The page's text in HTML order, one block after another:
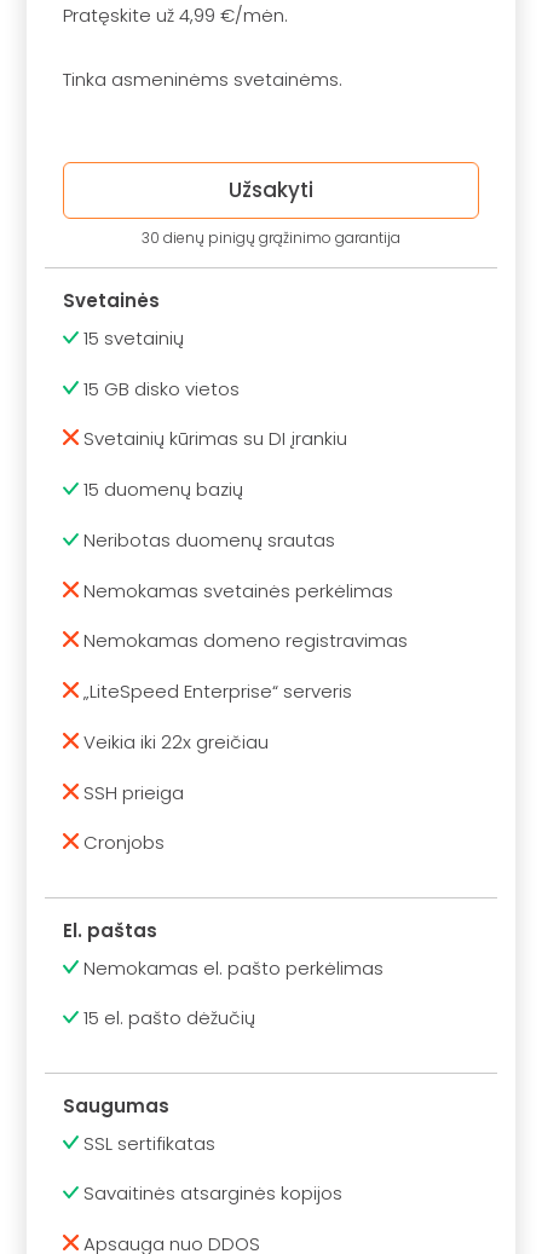
Pratęskite už 4,99 €/mėn.
Tinka asmeninėms svetainėms.
Užsakyti
30 dienų pinigų grąžinimo garantija
Svetainės
15 svetainių
15 GB disko vietos
Svetainių kūrimas su DI įrankiu
15 duomenų bazių
Neribotas duomenų srautas
Nemokamas svetainės perkėlimas
Nemokamas domeno registravimas
„LiteSpeed Enterprise“ serveris
Veikia iki 22x greičiau
SSH prieiga
Cronjobs
El. paštas
Nemokamas el. pašto perkėlimas
15 el. pašto dėžučių
Saugumas
SSL sertifikatas
Savaitinės atsarginės kopijos
Apsauga nuo DDOS